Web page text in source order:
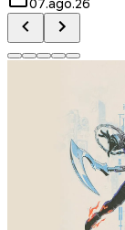
07.ago.26